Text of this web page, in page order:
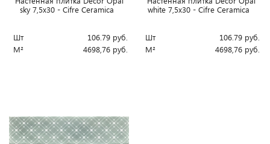
sky 7,5x30 - Cifre Ceramica
Шт 106.79 руб.
М²
4698,76 руб.
white 7,5x30 - Cifre Ceramica
Шт 106.79 руб.
М²
4698,76 руб.